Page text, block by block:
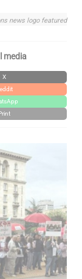
news logo featured
media
X